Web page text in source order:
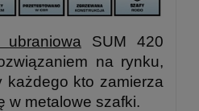
ubraniowa SUM 420
na rynku,
każdego kto zamierza
w metalowe szafki.